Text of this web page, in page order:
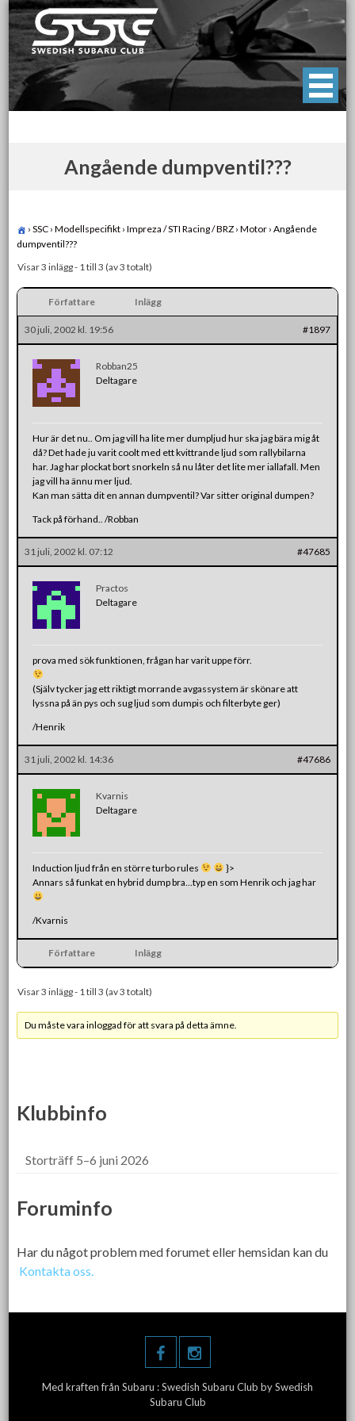
Skip
to
content
Swedish Subaru Club
För oss som älskar Subaru!
Angående dumpventil???
› SSC › Modellspecifikt › Impreza / STI Racing / BRZ › Motor › Angående
dumpventil???
Visar 3 inlägg - 1 till 3 (av 3 totalt)
Författare Inlägg
30 juli, 2002 kl. 19:56 #1897
Robban25
Deltagare
Hur är det nu.. Om jag vill ha lite mer dumpljud hur ska jag bära mig åt
då? Det hade ju varit coolt med ett kvittrande ljud som rallybilarna
har. Jag har plockat bort snorkeln så nu låter det lite mer iallafall. Men
jag vill ha ännu mer ljud.
Kan man sätta dit en annan dumpventil? Var sitter original dumpen?
Tack på förhand.. /Robban
31 juli, 2002 kl. 07:12 #47685
Practos
Deltagare
prova med sök funktionen, frågan har varit uppe förr.
(Själv tycker jag ett riktigt morrande avgassystem är skönare att
lyssna på än pys och sug ljud som dumpis och filterbyte ger)
/Henrik
31 juli, 2002 kl. 14:36 #47686
Kvarnis
Deltagare
Induction ljud från en större turbo rules
}>
Annars så funkat en hybrid dump bra…typ en som Henrik och jag har
/Kvarnis
Författare Inlägg
Visar 3 inlägg - 1 till 3 (av 3 totalt)
Du måste vara inloggad för att svara på detta ämne.
Klubbinfo
Storträff 5–6 juni 2026
Foruminfo
Har du något problem med forumet eller hemsidan kan du
Kontakta oss.
Med kraften från Subaru :Swedish Subaru Club by Swedish
Subaru Club